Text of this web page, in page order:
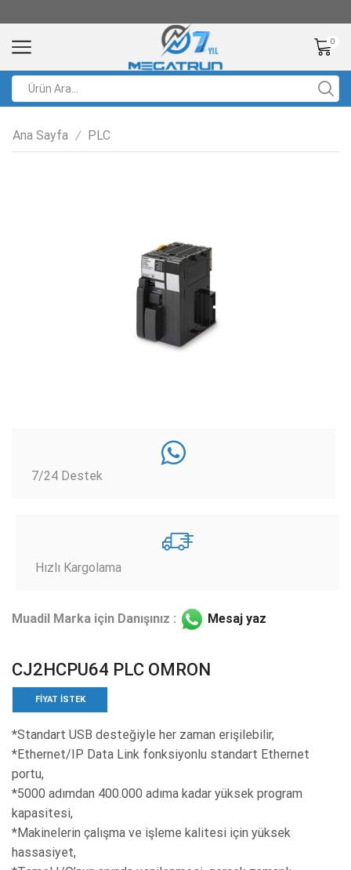
0
Ana Sayfa / PLC
7/24 Destek
Hızlı Kargolama
Muadil Marka için Danışınız : Mesaj yaz
CJ2HCPU64 PLC OMRON
FIYAT ISTEK
*Standart USB desteğiyle her zaman erişilebilir,
*Ethernet/IP Data Link fonksiyonlu standart Ethernet
portu,
*5000 adımdan 400.000 adıma kadar yüksek program
kapasitesi,
*Makinelerin çalışma ve işleme kalitesi için yüksek
hassasiyet,